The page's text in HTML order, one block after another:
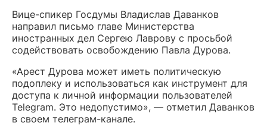
Вице-спикер Госдумы Владислав Даванков
направил письмо главе Министерства
иностранных дел Сергею Лаврову с просьбой
содействовать освобождению Павла Дурова.
«Арест Дурова может иметь политическую
подоплеку и использоваться как инструмент для
доступа к личной информации пользователей
Telegram. Это недопустимо», — отметил Даванков
в своем телеграм-канале.